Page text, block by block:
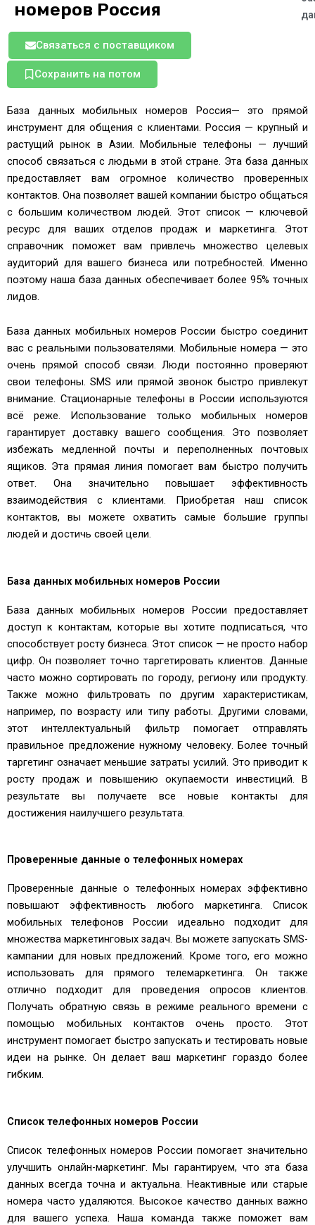
номеров Россия
Связаться с поставщиком
Сохранить на потом
База данных мобильных номеров Россия— это прямой
инструмент для общения с клиентами. Россия — крупный и
растущий рынок в Азии. Мобильные телефоны — лучший
способ связаться с людьми в этой стране. Эта база данных
предоставляет вам огромное количество проверенных
контактов. Она позволяет вашей компании быстро общаться
с большим количеством людей. Этот список — ключевой
ресурс для ваших отделов продаж и маркетинга. Этот
справочник поможет вам привлечь множество целевых
аудиторий для вашего бизнеса или потребностей. Именно
поэтому наша база данных обеспечивает более 95% точных
лидов.
База данных мобильных номеров России быстро соединит
вас с реальными пользователями. Мобильные номера — это
очень прямой способ связи. Люди постоянно проверяют
свои телефоны. SMS или прямой звонок быстро привлекут
внимание. Стационарные телефоны в России используются
всё реже. Использование только мобильных номеров
гарантирует доставку вашего сообщения. Это позволяет
избежать медленной почты и переполненных почтовых
ящиков. Эта прямая линия помогает вам быстро получить
ответ. Она значительно повышает эффективность
взаимодействия с клиентами. Приобретая наш список
контактов, вы можете охватить самые большие группы
людей и достичь своей цели.
База данных мобильных номеров России
База данных мобильных номеров России предоставляет
доступ к контактам, которые вы хотите подписаться, что
способствует росту бизнеса. Этот список — не просто набор
цифр. Он позволяет точно таргетировать клиентов. Данные
часто можно сортировать по городу, региону или продукту.
Также можно фильтровать по другим характеристикам,
например, по возрасту или типу работы. Другими словами,
этот интеллектуальный фильтр помогает отправлять
правильное предложение нужному человеку. Более точный
таргетинг означает меньшие затраты усилий. Это приводит к
росту продаж и повышению окупаемости инвестиций. В
результате вы получаете все новые контакты для
достижения наилучшего результата.
Проверенные данные о телефонных номерах
Проверенные данные о телефонных номерах эффективно
повышают эффективность любого маркетинга. Список
мобильных телефонов России идеально подходит для
множества маркетинговых задач. Вы можете запускать SMS-
кампании для новых предложений. Кроме того, его можно
использовать для прямого телемаркетинга. Он также
отлично подходит для проведения опросов клиентов.
Получать обратную связь в режиме реального времени с
помощью мобильных контактов очень просто. Этот
инструмент помогает быстро запускать и тестировать новые
идеи на рынке. Он делает ваш маркетинг гораздо более
гибким.
Список телефонных номеров России
Список телефонных номеров России помогает значительно
улучшить онлайн-маркетинг. Мы гарантируем, что эта база
данных всегда точна и актуальна. Неактивные или старые
номера часто удаляются. Высокое качество данных важно
для вашего успеха. Наша команда также поможет вам